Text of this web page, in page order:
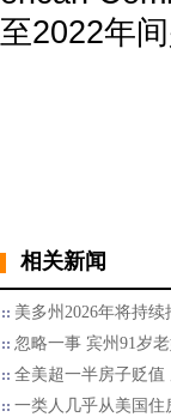
至2022年
相关新闻
美多州2026年将持
忽略一事 宾州91岁
全美超一半房子贬值
一类人几乎从美国住